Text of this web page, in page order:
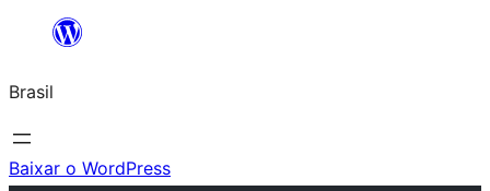
o
conteúdo
Brasil
Baixar o WordPress